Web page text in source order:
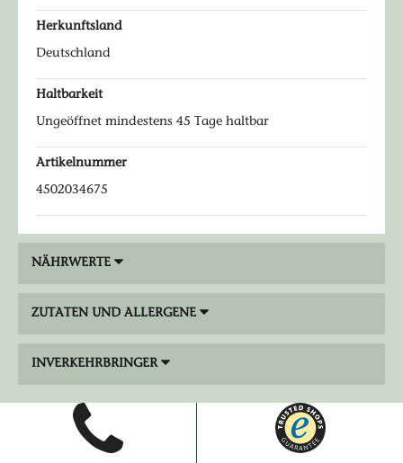
Herkunftsland
Deutschland
Haltbarkeit
Ungeöffnet mindestens 45 Tage haltbar
Artikelnummer
4502034675
NÄHRWERTE
ZUTATEN UND ALLERGENE
INVERKEHRBRINGER